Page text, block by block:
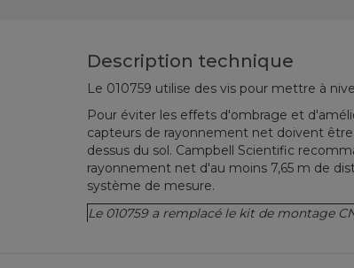
Description technique
Le 010759 utilise des vis pour mettre à
Pour éviter les effets d'ombrage et
capteurs de rayonnement net doivent
dessus du sol. Campbell Scientific
rayonnement net d'au moins 7,65 m de
système de mesure.
Le 010759 a remplacé lekit de montage